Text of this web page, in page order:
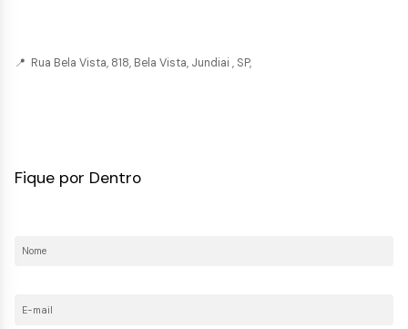
📍 Rua Bela Vista, 818, Bela Vista, Jundiai , SP,
Fique por Dentro